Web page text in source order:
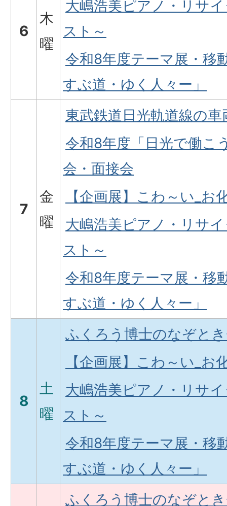
6
木
曜
大嶋浩美ピアノ・リサ
スト～
令和8年度テーマ展・移
すぶ道・ゆく人々ー」
7
金
曜
東武鉄道日光軌道線の車
令和8年度「日光で働こ
会・面接会
【企画展】こわ～い_お
大嶋浩美ピアノ・リサ
スト～
令和8年度テーマ展・移
すぶ道・ゆく人々ー」
8
土
曜
ふくろう博士のなぞと
【企画展】こわ～い_お
大嶋浩美ピアノ・リサ
スト～
令和8年度テーマ展・移
すぶ道・ゆく人々ー」
ふくろう博士のなぞと